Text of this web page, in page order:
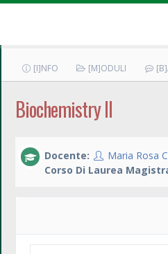
[I]NFO [M]ODULI
Biochemistry II
Docente: Maria Rosa
Corso Di Laurea